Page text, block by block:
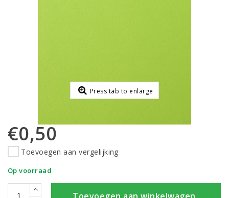
Press tab to enlarge
€0,50
Toevoegen aan vergelijking
Op voorraad